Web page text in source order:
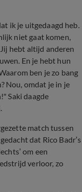
ik je uitgedaagd heb.
niet gaat komen,
hebt altijd anderen
En je hebt hun
ben je zo bang
Nou, omdat je in je
Saki daagde
match tussen
dat Rico Badr’s
om een
verloor, zo